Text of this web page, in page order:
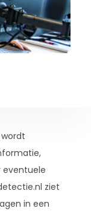
eventuele
ziet
in een